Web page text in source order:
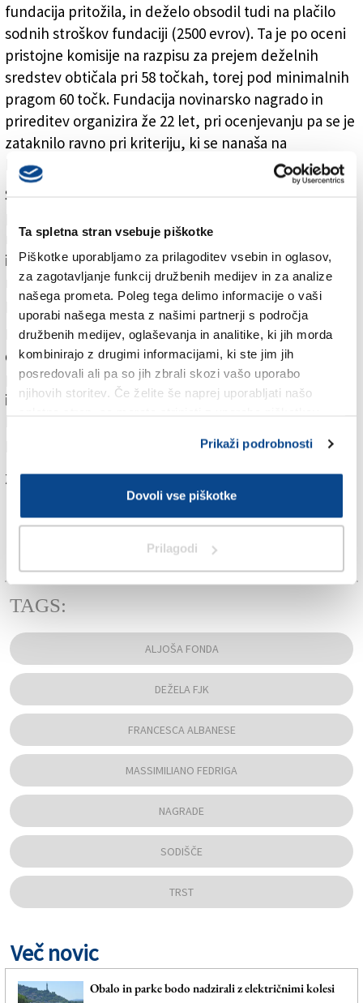
Ta spletna stran vsebuje piškotke
Piškotke uporabljamo za prilagoditev vsebin in oglasov,
za zagotavljanje funkcij družbenih medijev in za analize
našega prometa. Poleg tega delimo informacije o vaši
uporabi našega mesta z našimi partnerji s področja
družbenih medijev, oglaševanja in analitike, ki jih morda
kombinirajo z drugimi informacijami, ki ste jim jih
posredovali ali pa so jih zbrali skozi vašo uporabo
njihovih storitev. Če želite še naprej uporabljati našo
Prikaži podrobnosti
Dovoli vse piškotke
Prilagodi
fundacija pritožila, in deželo obsodil tudi na plačilo
sodnih stroškov fundaciji (2500 evrov). Ta je po oceni
pristojne komisije na razpisu za prejem deželnih
sredstev obtičala pri 58 točkah, torej pod minimalnih
pragom 60 točk. Fundacija novinarsko nagrado in
prireditev organizira že 22 let, pri ocenjevanju pa se je
zataknilo ravno pri kriteriju, ki se nanaša na
kontinuiteto in organizacijsko sposobnost (8/30).
Sodniki so v sodbi izpostavili, da je bilo točkovanje v
nelogično«, poleg tega so poudarili, da gre za eno
izmed najbolj prestižnih novinarskih nagrad na
mednarodni ravni, ki se bliža svoji 23. zaporedni izdaji,
pri organizaciji pa sodeluje javna radiotelevizija RAI.
Dežela je nagradi Luchetta odrekla podporo
decembra lani, le nekaj tednov po tem, ko je
predsednik deželne vlade Massimiliano Fedriga javno
izrazil negodovanje zaradi podelitve nagrade
palestinska ozemlja, ki je zelo kritična do Izraela.
Za branje in pisanje komentarjevje potrebna prijava
TAGS:
ALJOŠA FONDA
DEŽELA FJK
FRANCESCA ALBANESE
MASSIMILIANO FEDRIGA
NAGRADE
SODIŠČE
TRST
Več novic
Obalo in parke bodo nadzirali z električnimi kolesi